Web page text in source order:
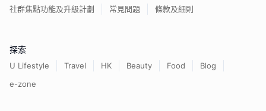
社群焦點功能及升級計劃
常見問題 條款及細則
探索
U Lifestyle Travel HK Beauty Food
Blog
e-zone